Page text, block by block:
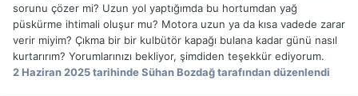
sorunu çözer mi? Uzun yol yaptığımda bu hortumdan yağ
püskürme ihtimali oluşur mu? Motora uzun ya da kısa vadede zarar
verir miyim? Çıkma bir bir kulbütör kapağı bulana kadar günü nasıl
kurtarırım? Yorumlarınızı bekliyor, şimdiden teşekkür ediyorum.
2 Haziran 2025tarihinde Sühan Bozdağ tarafından düzenlendi